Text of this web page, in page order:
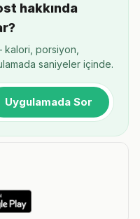
hakkında
porsiyon,
saniyeler içinde.
Uygulamada Sor